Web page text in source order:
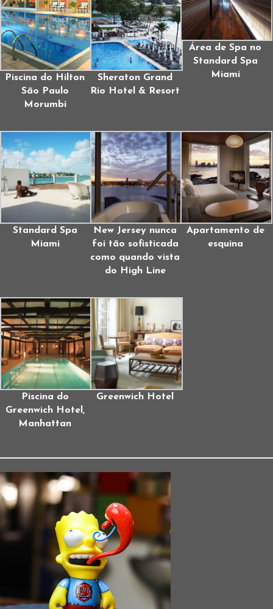
Piscina do Hilton
São Paulo
Morumbi
Sheraton Grand
Rio Hotel & Resort
Área de Spa no
Standard Spa
Miami
Standard Spa
Miami
New Jersey nunca
foi tão sofisticada
como quando vista
do High Line
Apartamento de
esquina
Piscina do
Greenwich Hotel,
Manhattan
Greenwich Hotel